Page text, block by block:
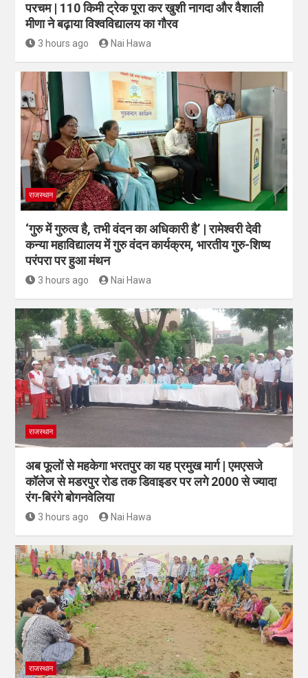
परचम | 110 किमी ट्रेक पूरा कर खुशी नागदा और वैशाली
मीणा ने बढ़ाया विश्वविद्यालय का गौरव
3 hours ago Nai Hawa
राजस्थान
‘गुरु में गुरुत्व है, तभी वंदन का अधिकारी है’ | रामेश्वरी देवी
कन्या महाविद्यालय में गुरु वंदन कार्यक्रम, भारतीय गुरु-शिष्य
परंपरा पर हुआ मंथन
3 hours ago Nai Hawa
राजस्थान
अब फूलों से महकेगा भरतपुर का यह प्रमुख मार्ग | एमएसजे
कॉलेज से मडरपुर रोड तक डिवाइडर पर लगे 2000 से ज्यादा
रंग-बिरंगे बोगनवेलिया
3 hours ago Nai Hawa
राजस्थान